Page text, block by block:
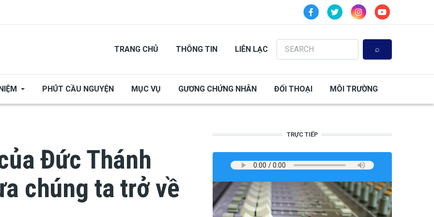
TRANG CHỦ THÔNG TIN LIÊN LẠC
Search
PHÚT CẦU NGUYỆN MỤC VỤ GƯƠNG CHỨNG NHÂN ĐỐI THOẠI MÔI TRƯỜNG
Đức Thánh
chúng ta trở về
TRỰC TIẾP